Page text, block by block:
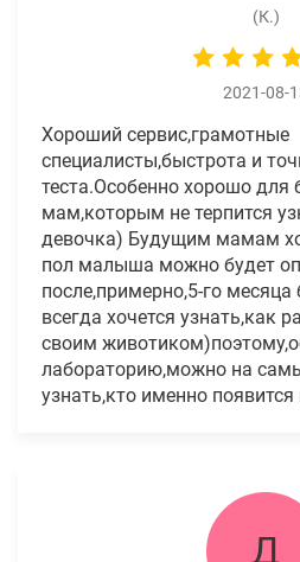
(К.)
2021-08-
Хороший сервис,грамотные
специалисты,быстрота и
теста.Особенно хорошо для
мам,которым не терпится
девочка) Будущим мамам
пол малыша можно будет
после,примерно,5-го
всегда хочется узнать,как
своим
лабораторию,можно на
узнать,кто именно появится
Д